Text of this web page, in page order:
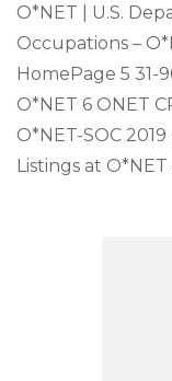
O*NET | U.S.
Occupations –
HomePage 5 31-
O*NET 6 ONET
O*NET-SOC
Listings at O*NET